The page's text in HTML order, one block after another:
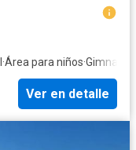
·Área para niños·Gimnasio
Ver en detalle